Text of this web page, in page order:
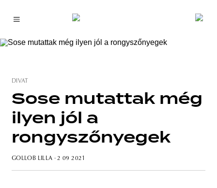
DIVAT
Sose mutattak még
ilyen jól a
rongyszőnyegek
GOLLOB LILLA · 2 09 2021